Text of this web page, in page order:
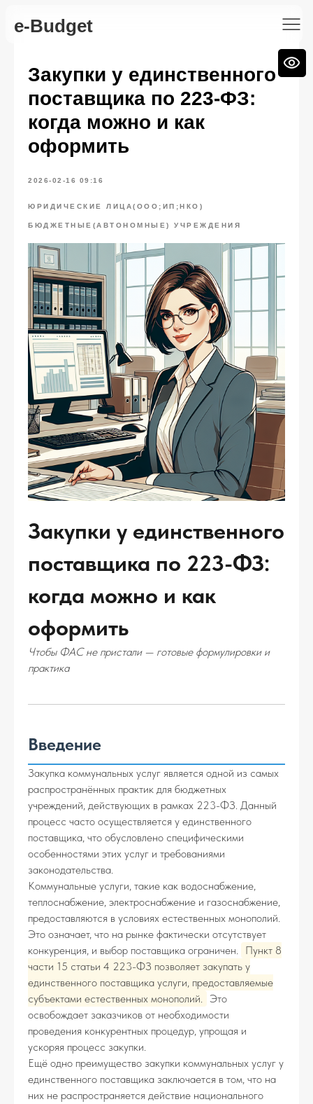
e-Budget
Закупки у единственного
поставщика по 223-ФЗ:
когда можно и как
оформить
2026-02-16 09:16
ЮРИДИЧЕСКИЕ ЛИЦА(ООО;ИП;НКО)
БЮДЖЕТНЫЕ(АВТОНОМНЫЕ) УЧРЕЖДЕНИЯ
Закупки у единственного
поставщика по 223-ФЗ:
когда можно и как
оформить
Чтобы ФАС не пристали — готовые формулировки и
практика
Введение
Закупка коммунальных услуг является одной из самых
распространённых практик для бюджетных
учреждений, действующих в рамках 223-ФЗ. Данный
процесс часто осуществляется у единственного
поставщика, что обусловлено специфическими
особенностями этих услуг и требованиями
законодательства.
Коммунальные услуги, такие как водоснабжение,
теплоснабжение, электроснабжение и газоснабжение,
предоставляются в условиях естественных монополий.
Это означает, что на рынке фактически отсутствует
конкуренция, и выбор поставщика ограничен.
Пункт 8
части 15 статьи 4 223-ФЗ позволяет закупать у
единственного поставщика услуги, предоставляемые
субъектами естественных монополий. Это
освобождает заказчиков от необходимости
проведения конкурентных процедур, упрощая и
ускоряя процесс закупки.
Ещё одно преимущество закупки коммунальных услуг у
единственного поставщика заключается в том, что на
них не распространяется действие национального